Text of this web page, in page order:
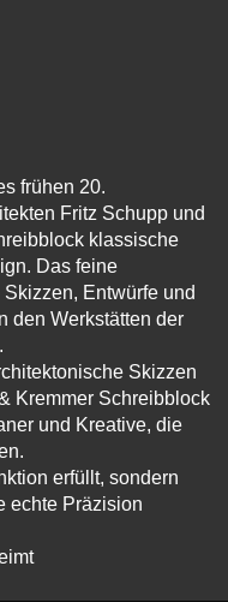
frühen 20.
Fritz Schupp und
klassische
Das feine
Entwürfe und
den Werkstätten der
Skizzen
Kremmer Schreibblock
und Kreative, die
erfüllt, sondern
echte Präzision